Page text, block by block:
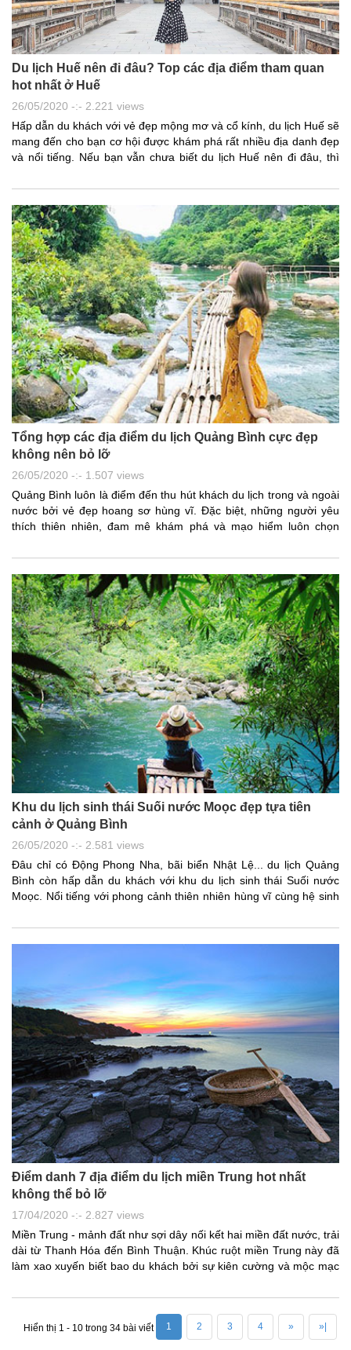
Du lịch Huế nên đi đâu? Top các địa điểm tham quan
hot nhất ở Huế
26/05/2020 -:- 2.221 views
Hấp dẫn du khách với vẻ đẹp mộng mơ và cổ kính, du lịch Huế sẽ
mang đến cho bạn cơ hội được khám phá rất nhiều địa danh đẹp
và nổi tiếng. Nếu bạn vẫn chưa biết du lịch Huế nên đi đâu, thì
Tổng hợp các địa điểm du lịch Quảng Bình cực đẹp
không nên bỏ lỡ
26/05/2020 -:- 1.507 views
Quảng Bình luôn là điểm đến thu hút khách du lịch trong và ngoài
nước bởi vẻ đẹp hoang sơ hùng vĩ. Đặc biệt, những người yêu
thích thiên nhiên, đam mê khám phá và mạo hiểm luôn chọn
điểm du lịch Quảng Bình cực đẹp mà bạn không nên bỏ lỡ !
Khu du lịch sinh thái Suối nước Moọc đẹp tựa tiên
cảnh ở Quảng Bình
26/05/2020 -:- 2.581 views
Đâu chỉ có Động Phong Nha, bãi biển Nhật Lệ... du lịch Quảng
Bình còn hấp dẫn du khách với khu du lịch sinh thái Suối nước
Moọc. Nổi tiếng với phong cảnh thiên nhiên hùng vĩ cùng hệ sinh
đông đảo du khách hiện nay.
Điểm danh 7 địa điểm du lịch miền Trung hot nhất
không thể bỏ lỡ
17/04/2020 -:- 2.827 views
Miền Trung - mảnh đất như sợi dây nối kết hai miền đất nước, trải
dài từ Thanh Hóa đến Bình Thuận. Khúc ruột miền Trung này đã
làm xao xuyến biết bao du khách bởi sự kiên cường và mộc mạc
lịch miền Trung nên đi đâu? Hãy cùng Galatravel khám phá Top 7
địa điểm du lịch hot nhất, thu hút du khách cả trong và ngoài
nước tại thiên đường miền Trung nhé.
1 2 3 4 » »|
Hiển thị 1 - 10 trong 34 bài viết